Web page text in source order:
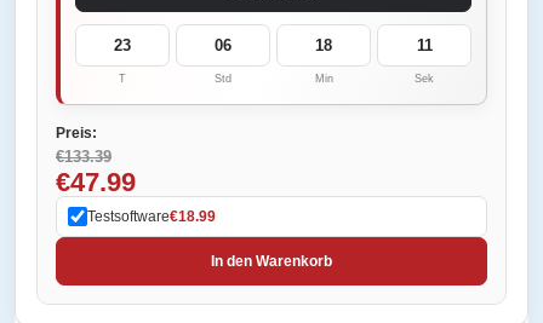
23
T
06
Std
18
Min
11
Sek
Preis:
€133.39
€47.99
Testsoftware€18.99
In den Warenkorb